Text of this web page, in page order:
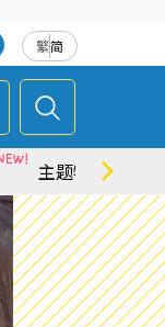
繁简
主题特集